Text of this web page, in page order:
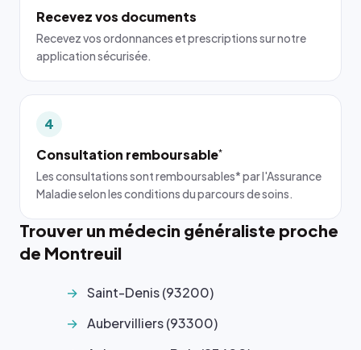
Recevez vos documents
Recevez vos ordonnances et prescriptions sur notre
application sécurisée.
4
Consultation remboursable*
Les consultations sont remboursables* par l'Assurance
Maladie selon les conditions du parcours de soins.
Trouver un médecin généraliste proche
de Montreuil
Saint-Denis (93200)
Aubervilliers (93300)